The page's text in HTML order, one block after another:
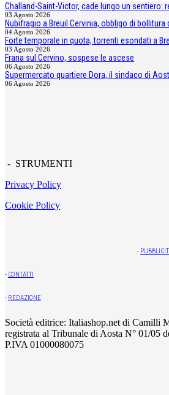
Challand-Saint-Victor, cade lungo un sentiero:
03 Agosto 2026
Nubifragio a Breuil Cervinia, obbligo di bollitura
04 Agosto 2026
Forte temporale in quota, torrenti esondati a
03 Agosto 2026
Frana sul Cervino, sospese le ascese
06 Agosto 2026
Supermercato quartiere Dora, il sindaco di
06 Agosto 2026
- STRUMENTI
Privacy Policy
Cookie Policy
-
- CONTATTI
- REDAZIONE
Società editrice: Italiashop.net di Camilli
registrata al Tribunale di Aosta N° 01/05
P.IVA 01000080075